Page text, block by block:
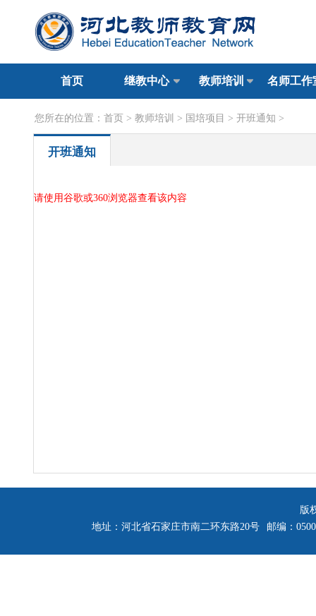
首页 继教中心 教师培训 名师工作
您所在的位置： 首页 > 教师培训 > 国培项目 > 开班通知 >
开班通知
请使用谷歌或360浏览器查看该内容
版
地址：河北省石家庄市南二环东路20号
邮编：